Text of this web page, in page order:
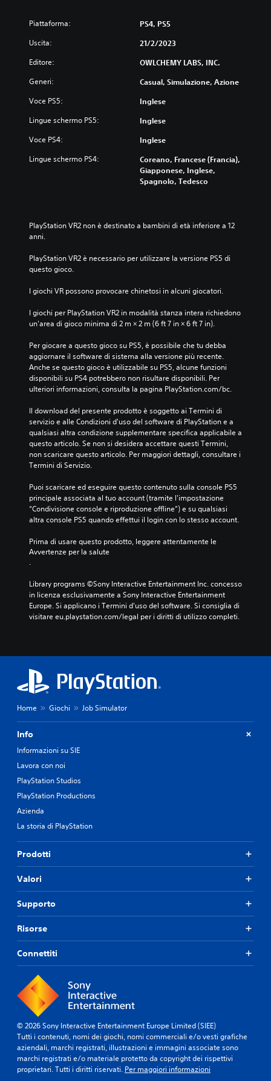
Piattaforma: PS4, PS5
Uscita: 21/2/2023
Editore: OWLCHEMY LABS, INC.
Generi: Casual, Simulazione, Azione
Voce PS5: Inglese
Lingue schermo PS5: Inglese
Voce PS4: Inglese
Lingue schermo PS4:
Coreano, Francese (Francia),
Giapponese, Inglese,
Spagnolo, Tedesco
PlayStation VR2 non è destinato a bambini di età inferiore a 12
anni.
PlayStation VR2 è necessario per utilizzare la versione PS5 di
questo gioco.
I giochi VR possono provocare chinetosi in alcuni giocatori.
I giochi per PlayStation VR2 in modalità stanza intera richiedono
un'area di gioco minima di 2 m × 2 m (6 ft 7 in × 6 ft 7 in).
Per giocare a questo gioco su PS5, è possibile che tu debba
aggiornare il software di sistema alla versione più recente.
Anche se questo gioco è utilizzabile su PS5, alcune funzioni
disponibili su PS4 potrebbero non risultare disponibili. Per
ulteriori informazioni, consulta la pagina PlayStation.com/bc.
Il download del presente prodotto è soggetto ai Termini di
servizio e alle Condizioni d'uso del software di PlayStation e a
qualsiasi altra condizione supplementare specifica applicabile a
questo articolo. Se non si desidera accettare questi Termini,
non scaricare questo articolo. Per maggiori dettagli, consultare i
Termini di Servizio.
Puoi scaricare ed eseguire questo contenuto sulla console PS5
principale associata al tuo account (tramite l'impostazione
“Condivisione console e riproduzione offline”) e su qualsiasi
altra console PS5 quando effettui il login con lo stesso account.
Prima di usare questo prodotto, leggere attentamente le
Avvertenze per la salute
.
Library programs ©Sony Interactive Entertainment Inc. concesso
in licenza esclusivamente a Sony Interactive Entertainment
Europe. Si applicano i Termini d'uso del software. Si consiglia di
visitare eu.playstation.com/legal per i diritti di utilizzo completi.
Home Giochi Job Simulator
Info
Informazioni su SIE
Lavora con noi
PlayStation Studios
PlayStation Productions
Azienda
La storia di PlayStation
Prodotti
Valori
Supporto
Risorse
Connettiti
© 2026 Sony Interactive Entertainment Europe Limited (SIEE)
Tutti i contenuti, nomi dei giochi, nomi commerciali e/o vesti grafiche
aziendali, marchi registrati, illustrazioni e immagini associate sono
marchi registrati e/o materiale protetto da copyright dei rispettivi
proprietari. Tutti i diritti riservati. Per maggiori informazioni